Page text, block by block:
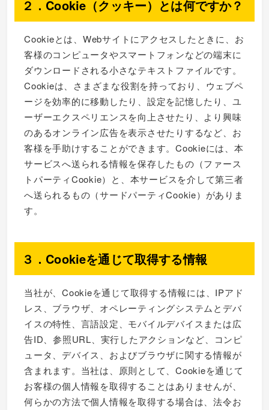
２．Cookie（クッキー）とは何ですか？
Cookieとは、Webサイトにアクセスしたときに、お
客様のコンピュータやスマートフォンなどの端末に
ダウンロードされる小さなテキストファイルです。
Cookieは、さまざまな役割を持っており、ウェブペ
ージを効率的に移動したり、設定を記憶したり、ユ
ーザーエクスペリエンスを向上させたり、より興味
のあるオンライン広告を表示させたりするなど、お
客様を手助けすることができます。Cookieには、本
サービスへ送られる情報を保存したもの（ファース
トパーティCookie）と、本サービスを介して第三者
へ送られるもの（サードパーティCookie）がありま
す。
３．Cookieを通じて取得する情報
当社が、Cookieを通じて取得する情報には、IPアド
レス、ブラウザ、オペレーティングシステムとデバ
イスの特性、言語設定、モバイルデバイスまたは広
告ID、参照URL、実行したアクションなど、コンピ
ュータ、デバイス、およびブラウザに関する情報が
含まれます。当社は、原則として、Cookieを通じて
お客様の個人情報を取得することはありませんが、
何らかの方法で個人情報を取得する場合は、法令お